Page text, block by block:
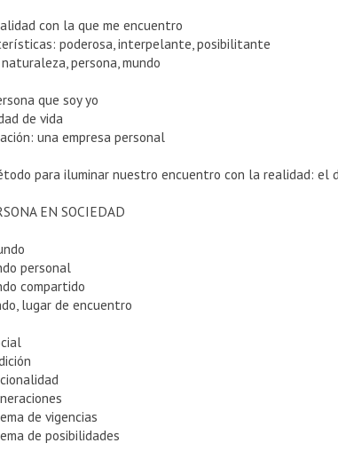
con la que me encuentro
poderosa, interpelante, posibilitante
persona, mundo
que soy yo
de vida
una empresa personal
para iluminar nuestro encuentro con la realidad: el
EN SOCIEDAD
personal
compartido
lugar de encuentro
de vigencias
de posibilidades